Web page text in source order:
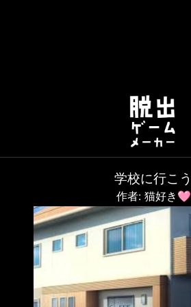
学校に行こう
作者: 猫好き🩷